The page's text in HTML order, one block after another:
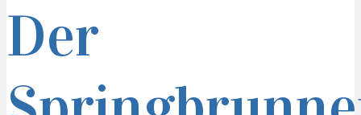
Der